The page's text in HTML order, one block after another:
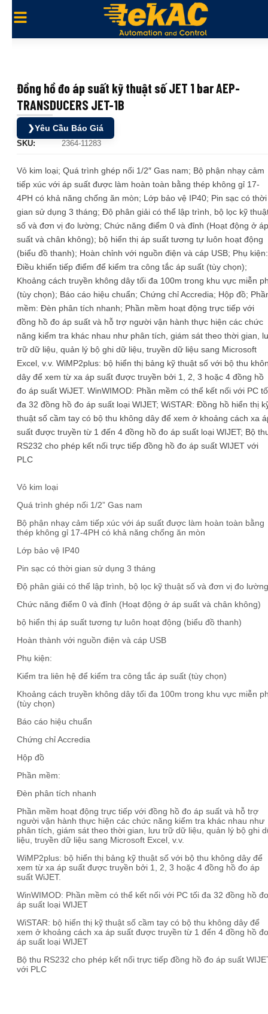
Đồng hồ đo áp suất kỹ thuật số JET 1 bar AEP-
TRANSDUCERS JET-1B
❯Yêu Cầu Báo Giá
SKU: 2364-11283
Vỏ kim loại; Quá trình ghép nối 1/2″ Gas nam; Bộ phận nhạy cảm
tiếp xúc với áp suất được làm hoàn toàn bằng thép không gỉ 17-
4PH có khả năng chống ăn mòn; Lớp bảo vệ IP40; Pin sạc có thời
gian sử dụng 3 tháng; Độ phân giải có thể lập trình, bộ lọc kỹ
số và đơn vị đo lường; Chức năng điểm 0 và đỉnh (Hoạt động ở áp
suất và chân không); bộ hiển thị áp suất tương tự luôn hoạt động
(biểu đồ thanh); Hoàn chỉnh với nguồn điện và cáp USB; Phụ kiện:
Điều khiển tiếp điểm để kiểm tra công tắc áp suất (tùy chọn);
Khoảng cách truyền không dây tối đa 100m trong khu vực miễn
(tùy chọn); Báo cáo hiệu chuẩn; Chứng chỉ Accredia; Hộp đồ;
mềm: Đèn phân tích nhanh; Phần mềm hoạt động trực tiếp với
đồng hồ đo áp suất và hỗ trợ người vận hành thực hiện các chức
năng kiểm tra khác nhau như phân tích, giám sát theo thời gian,
trữ dữ liệu, quản lý bộ ghi dữ liệu, truyền dữ liệu sang Microsoft
Excel, v.v. WiMP2plus: bộ hiển thị bảng kỹ thuật số với bộ thu
dây để xem từ xa áp suất được truyền bởi 1, 2, 3 hoặc 4 đồng hồ
đo áp suất WiJET. WinWIMOD: Phần mềm có thể kết nối với PC
đa 32 đồng hồ đo áp suất loại WIJET; WiSTAR: Đồng hồ hiển thị
thuật số cầm tay có bộ thu không dây để xem ở khoảng cách xa
suất được truyền từ 1 đến 4 đồng hồ đo áp suất loại WIJET; Bộ
RS232 cho phép kết nối trực tiếp đồng hồ đo áp suất WIJET với
PLC
Vỏ kim loại
Quá trình ghép nối 1/2” Gas nam
Bộ phận nhạy cảm tiếp xúc với áp suất được làm hoàn toàn bằng
thép không gỉ 17-4PH có khả năng chống ăn mòn
Lớp bảo vệ IP40
Pin sạc có thời gian sử dụng 3 tháng
Độ phân giải có thể lập trình, bộ lọc kỹ thuật số và đơn vị đo lường
Chức năng điểm 0 và đỉnh (Hoạt động ở áp suất và chân không)
bộ hiển thị áp suất tương tự luôn hoạt động (biểu đồ thanh)
Hoàn thành với nguồn điện và cáp USB
Phụ kiện:
Kiểm tra liên hệ để kiểm tra công tắc áp suất (tùy chọn)
Khoảng cách truyền không dây tối đa 100m trong khu vực miễn
(tùy chọn)
Báo cáo hiệu chuẩn
Chứng chỉ Accredia
Hộp đồ
Phần mềm:
Đèn phân tích nhanh
Phần mềm hoạt động trực tiếp với đồng hồ đo áp suất và hỗ trợ
người vận hành thực hiện các chức năng kiểm tra khác nhau như
phân tích, giám sát theo thời gian, lưu trữ dữ liệu, quản lý bộ ghi
liệu, truyền dữ liệu sang Microsoft Excel, v.v.
WiMP2plus: bộ hiển thị bảng kỹ thuật số với bộ thu không dây để
xem từ xa áp suất được truyền bởi 1, 2, 3 hoặc 4 đồng hồ đo áp
suất WiJET.
WinWIMOD: Phần mềm có thể kết nối với PC tối đa 32 đồng hồ đo
áp suất loại WIJET
WiSTAR: bộ hiển thị kỹ thuật số cầm tay có bộ thu không dây để
xem ở khoảng cách xa áp suất được truyền từ 1 đến 4 đồng hồ đo
áp suất loại WIJET
Bộ thu RS232 cho phép kết nối trực tiếp đồng hồ đo áp suất
với PLC